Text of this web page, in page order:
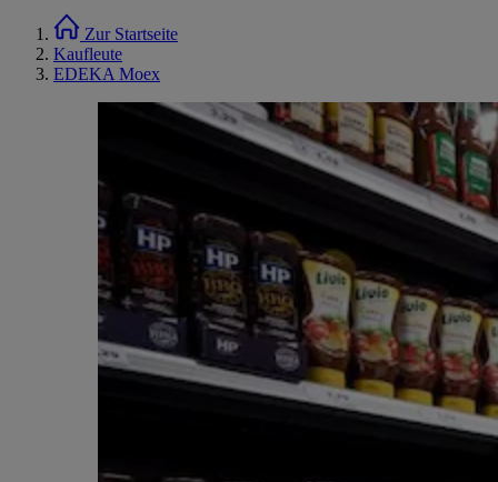
Zur Startseite
Kaufleute
EDEKA Moex